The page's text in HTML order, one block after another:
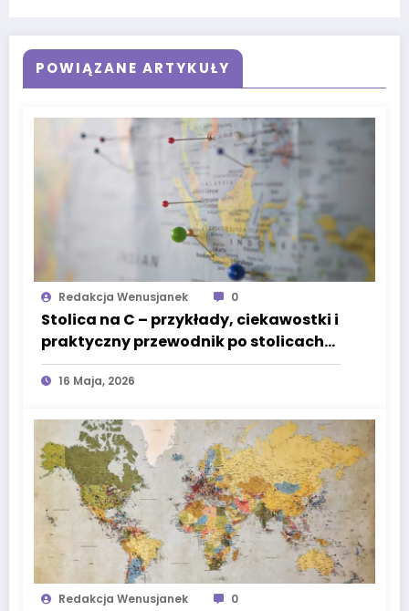
POWIĄZANE ARTYKUŁY
Redakcja Wenusjanek 0
Stolica na C – przykłady, ciekawostki i
praktyczny przewodnik po stolicach
świata
16 Maja, 2026
Redakcja Wenusjanek 0